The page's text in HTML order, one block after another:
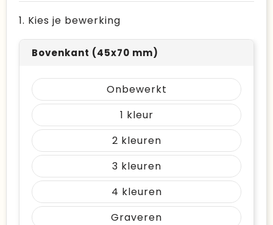
1. Kies je bewerking
Bovenkant (45x70 mm)
Onbewerkt
1
2
3
4
Graveren